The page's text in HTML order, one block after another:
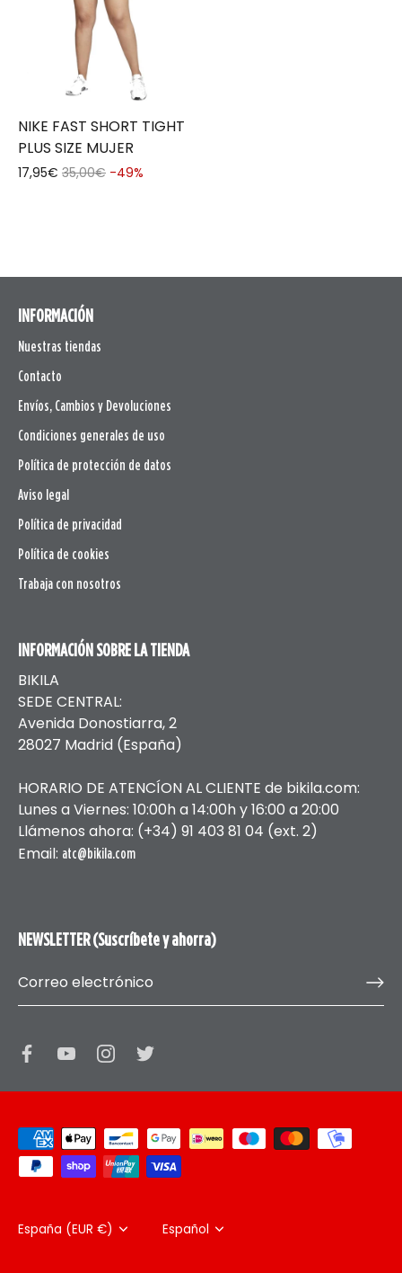
NIKE FAST SHORT TIGHT
PLUS SIZE MUJER
17,95€ 35,00€ -49%
INFORMACIÓN
Nuestras tiendas
Contacto
Envíos, Cambios y Devoluciones
Condiciones generales de uso
Política de protección de datos
Aviso legal
Política de privacidad
Política de cookies
Trabaja con nosotros
INFORMACIÓN SOBRE LA TIENDA
BIKILA
SEDE CENTRAL:
Avenida Donostiarra, 2
28027 Madrid (España)
HORARIO DE ATENCÍON AL CLIENTE de bikila.com:
Lunes a Viernes: 10:00h a 14:00h y 16:00 a 20:00
Llámenos ahora: (+34) 91 403 81 04 (ext. 2)
Email: atc@bikila.com
NEWSLETTER (Suscríbete y ahorra)
Moneda
España (EUR €) Idioma
Español